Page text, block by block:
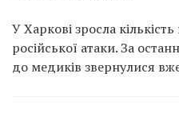
У Харкові зросла
російської атаки. За
до медиків звернулися